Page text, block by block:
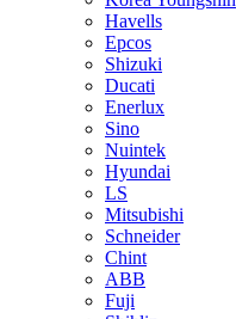
Havells
Epcos
Shizuki
Ducati
Enerlux
Sino
Nuintek
Hyundai
LS
Mitsubishi
Schneider
Chint
ABB
Fuji